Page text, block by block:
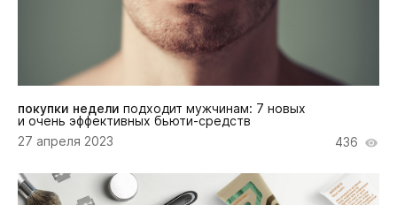
покупки недели подходит мужчинам: 7 новых
и очень эффективных бьюти-средств
27 апреля 2023
436